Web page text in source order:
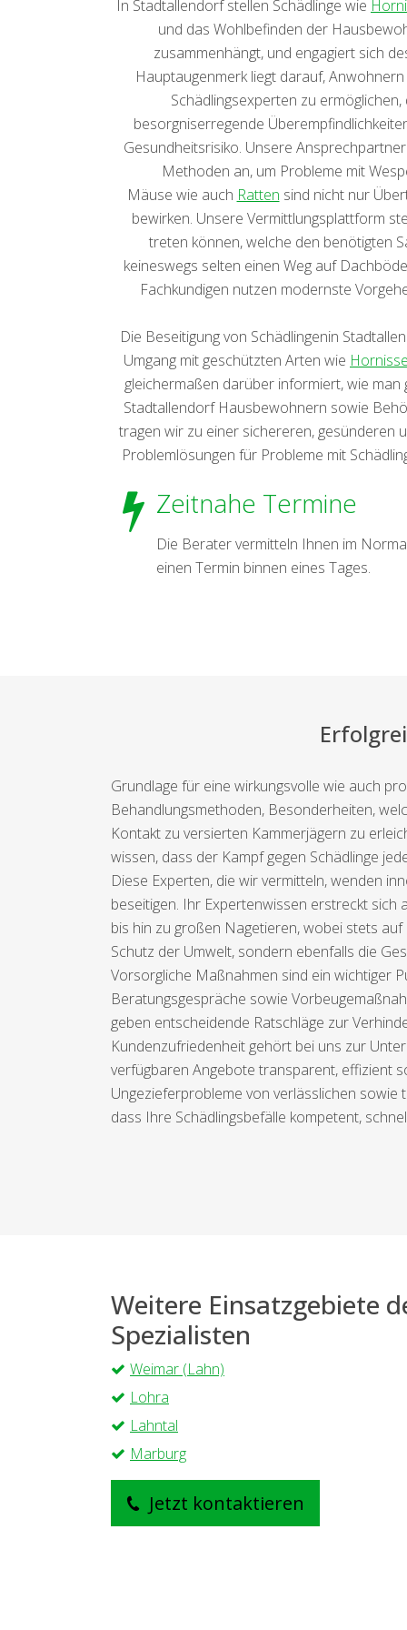
In Stadtallendorf stellen Schädlinge wie
und das Wohlbefinden der
zusammenhängt, und engagiert sich
Hauptaugenmerk liegt darauf,
Schädlingsexperten zu
besorgniserregende
Gesundheitsrisiko. Unsere
Methoden an, um Probleme mit
Mäuse wie auch Ratten sind nicht nur
bewirken. Unsere Vermittlungsplattform
treten können, welche den benötigten
keineswegs selten einen Weg auf
Fachkundigen nutzen modernste
Die Beseitigung von Schädlingenin
Umgang mit geschützten Arten wie
gleichermaßen darüber informiert, wie
Stadtallendorf Hausbewohnern sowie
tragen wir zu einer sichereren, gesünderen
Problemlösungen für Probleme mit
Zeitnahe Termine
Die Berater vermitteln Ihnen im
einen Termin binnen eines Tages.
Grundlage für eine wirkungsvolle wie auch
Behandlungsmethoden, Besonderheiten,
Kontakt zu versierten Kammerjägern zu
wissen, dass der Kampf gegen Schädlinge
Diese Experten, die wir vermitteln, wenden
beseitigen. Ihr Expertenwissen erstreckt sich
bis hin zu großen Nagetieren, wobei stets
Schutz der Umwelt, sondern ebenfalls die
Vorsorgliche Maßnahmen sind ein wichtiger
Beratungsgespräche sowie
geben entscheidende Ratschläge zur
Kundenzufriedenheit gehört bei uns zur
verfügbaren Angebote transparent, effizient
Ungezieferprobleme von verlässlichen
dass Ihre Schädlingsbefälle kompetent,
Weitere Einsatzgebiete
Spezialisten
Weimar (Lahn)
Lohra
Lahntal
Marburg
Jetzt kontaktieren